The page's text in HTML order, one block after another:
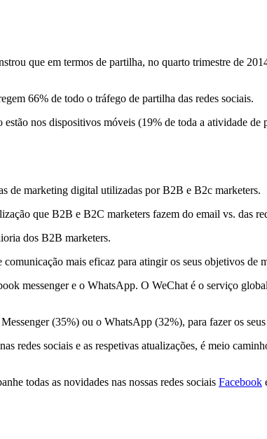
que em termos de partilha, no quarto trimestre de
66% de todo o tráfego de partilha das redes sociais.
nos dispositivos móveis (19% de toda a atividade
de marketing digital utilizadas por B2B e B2c marketers.
que B2B e B2C marketers fazem do email vs. das
dos B2B marketers.
mais eficaz para atingir os seus objetivos de
messenger e o WhatsApp. O WeChat é o serviço
(35%) ou o WhatsApp (32%), para fazer os
redes sociais e as respetivas atualizações, é meio
todas as novidades nas nossas redes sociais Facebook